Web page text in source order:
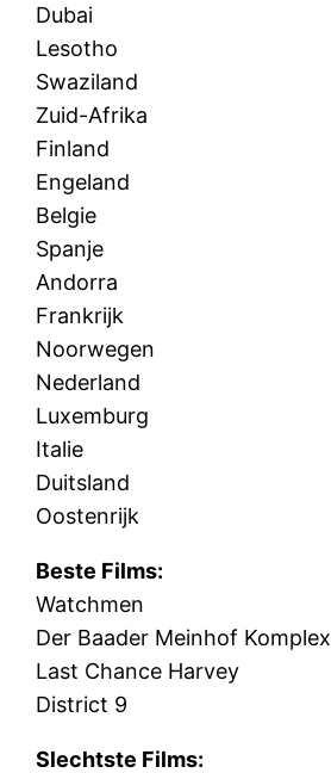
Dubai
Lesotho
Swaziland
Zuid-Afrika
Finland
Engeland
Belgie
Spanje
Andorra
Frankrijk
Noorwegen
Nederland
Luxemburg
Italie
Duitsland
Oostenrijk
Beste Films:
Watchmen
Der Baader Meinhof Komplex
Last Chance Harvey
District 9
Slechtste Films: